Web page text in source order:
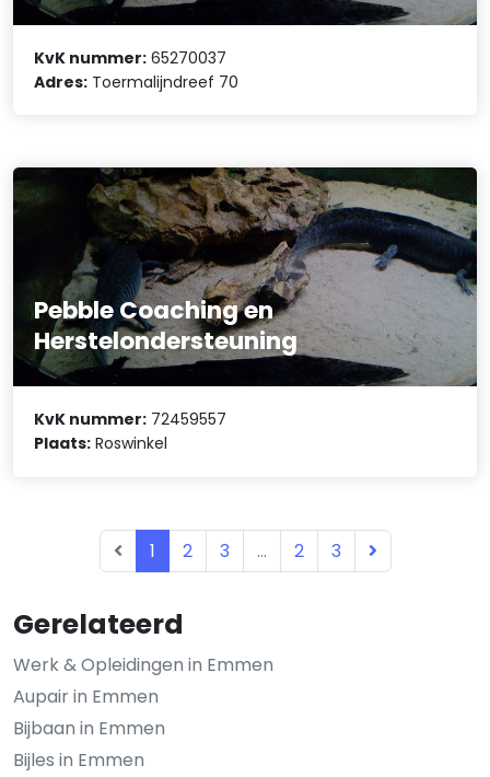
Gerelateerd
Werk & Opleidingen in Emmen
Aupair in Emmen
Bijbaan in Emmen
Bijles in Emmen
KvK nummer: 65270037
Adres: Toermalijndreef 70
Pebble Coaching en
Herstelondersteuning
KvK nummer: 72459557
Plaats: Roswinkel
1 2 3 ... 2 3